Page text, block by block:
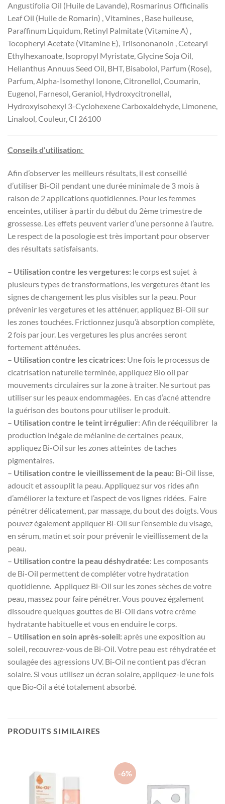
Angustifolia Oil (Huile de Lavande), Rosmarinus Officinalis
Leaf Oil (Huile de Romarin) , Vitamines , Base huileuse,
Paraffinum Liquidum, Retinyl Palmitate (Vitamine A) ,
Tocopheryl Acetate (Vitamine E), Triisononanoin , Cetearyl
Ethylhexanoate, Isopropyl Myristate, Glycine Soja Oil,
Helianthus Annuus Seed Oil, BHT, Bisabolol, Parfum (Rose),
Parfum, Alpha-Isomethyl Ionone, Citronellol, Coumarin,
Eugenol, Farnesol, Geraniol, Hydroxycitronellal,
Hydroxyisohexyl 3-Cyclohexene Carboxaldehyde, Limonene,
Linalool, Couleur, CI 26100
Conseils d’utilisation:
Afin d’observer les meilleurs résultats, il est conseillé
d’utiliser Bi-Oil pendant une durée minimale de 3 mois à
raison de 2 applications quotidiennes. Pour les femmes
enceintes, utiliser à partir du début du 2ème trimestre de
grossesse. Les effets peuvent varier d’une personne à l’autre.
Le respect de la posologie est très important pour observer
des résultats satisfaisants.
– Utilisation contre les vergetures: le corps est sujet à
plusieurs types de transformations, les vergetures étant les
signes de changement les plus visibles sur la peau. Pour
prévenir les vergetures et les atténuer, appliquez Bi-Oil sur
les zones touchées. Frictionnez jusqu’à absorption complète,
2 fois par jour. Les vergetures les plus ancrées seront
fortement atténuées.
– Utilisation contre les cicatrices: Une fois le processus de
cicatrisation naturelle terminée, appliquez Bio oil par
mouvements circulaires sur la zone à traiter. Ne surtout pas
utiliser sur les peaux endommagées. En cas d’acné attendre
la guérison des boutons pour utiliser le produit.
– Utilisation contre le teint irrégulier: Afin de rééquilibrer la
production inégale de mélanine de certaines peaux,
appliquez Bi-Oil sur les zones atteintes de taches
pigmentaires.
– Utilisation contre le vieillissement de la peau: Bi-Oil lisse,
adoucit et assouplit la peau. Appliquez sur vos rides afin
d’améliorer la texture et l’aspect de vos lignes ridées. Faire
pénétrer délicatement, par massage, du bout des doigts. Vous
pouvez également appliquer Bi-Oil sur l’ensemble du visage,
en sérum, matin et soir pour prévenir le vieillissement de la
peau.
– Utilisation contre la peau déshydratée: Les composants
de Bi-Oil permettent de compléter votre hydratation
quotidienne. Appliquez Bi-Oil sur les zones sèches de votre
peau, massez pour faire pénétrer. Vous pouvez également
dissoudre quelques gouttes de Bi-Oil dans votre crème
hydratante habituelle et vous en enduire le corps.
– Utilisation en soin après-soleil:après une exposition au
soleil, recouvrez-vous de Bi-Oil. Votre peau est réhydratée et
soulagée des agressions UV. Bi-Oil ne contient pas d’écran
solaire. Si vous utilisez un écran solaire, appliquez-le une fois
que Bio‑Oil a été totalement absorbé.
PRODUITS SIMILAIRES
-6%